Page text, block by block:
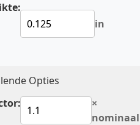
in
Opties
×
nominaal